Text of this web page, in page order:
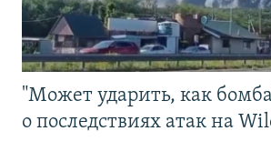
"Может ударить, как
о последствиях атак на